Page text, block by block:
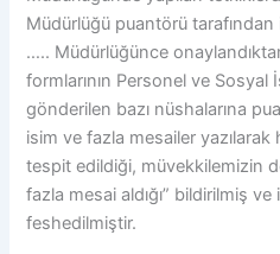
Müdürlüğü puantörü tarafından
….. Müdürlüğünce
formlarının Personel ve Sosyal
gönderilen bazı nüshalarına
isim ve fazla mesailer yazılarak
tespit edildiği, müvekkilemizin
fazla mesai aldığı” bildirilmiş
feshedilmiştir.